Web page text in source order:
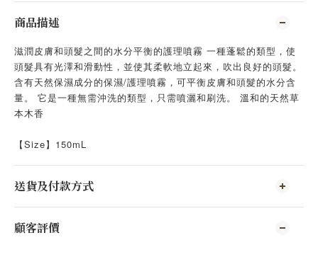
商品描述
滋潤皮膚和頭髮之間的水分平衡的護理噴霧 一種蓬鬆的類型，使
頭髮具有光澤和滑動性，並使其柔軟地立起來，吹出良好的頭髮。
含有天然保濕成分的保濕/護理噴霧，可平衡皮膚和頭髮的水分含
量。 它是一種無需沖洗的類型，只需噴灑和刷洗。 溫和的天然草
本木香
【Size】150mL
送貨及付款方式
顧客評價